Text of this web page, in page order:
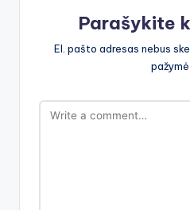
Parašykite
El. pašto adresas nebus